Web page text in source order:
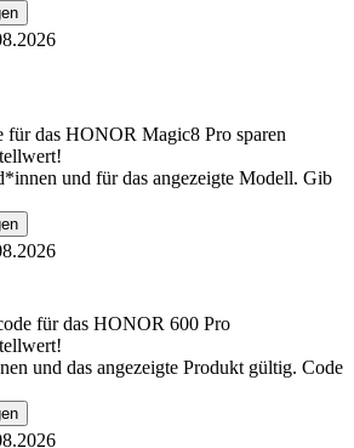
für das HONOR Magic8 Pro sparen
und für das angezeigte Modell. Gib
für das HONOR 600 Pro
und das angezeigte Produkt gültig. Code